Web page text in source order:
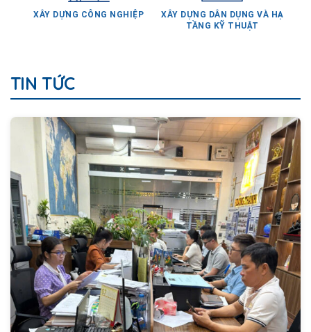
XÂY DỰNG CÔNG NGHIỆP
XÂY DỰNG DÂN DỤNG VÀ HẠ
TẦNG KỸ THUẬT
TIN TỨC